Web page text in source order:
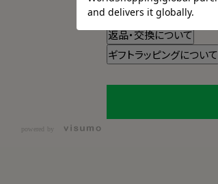
powered by
チャットでお問い合わせ
返品・交換について
ギフトラッピングについて